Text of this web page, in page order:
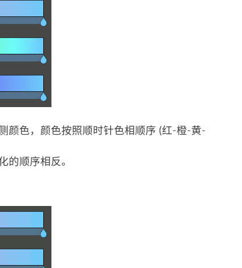
颜色，颜色按照顺时针色相顺序 (红-橙-黄-
的顺序相反。